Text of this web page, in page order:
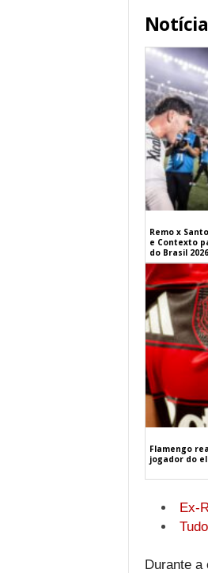
Remo x
e Contexto
do Brasil 2026
Flamengo
jogador do
Ex-
Durante a